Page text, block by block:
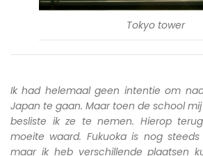
Tokyo tower
Ik had helemaal geen intentie om
Japan te gaan. Maar toen de school
besliste ik ze te nemen. Hierop
moeite waard. Fukuoka is nog
maar ik heb verschillende plaatsen